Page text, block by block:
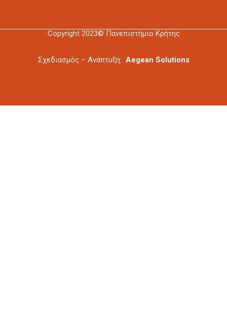
Copyright 2023© Πανεπιστήμιο Κρήτης
Σχεδιασμός – Ανάπτυξη: Aegean Solutions